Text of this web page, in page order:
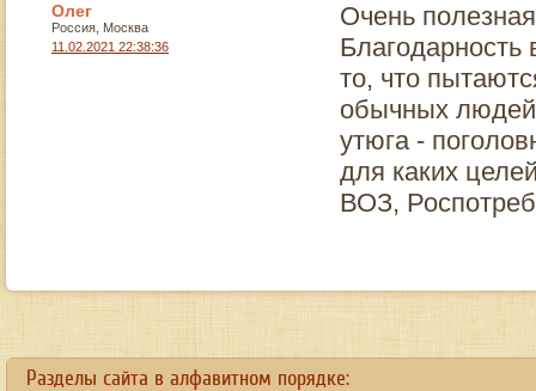
Олег
Россия, Москва
11.02.2021 22:38:36
Очень
Благодарность
то, что
обычных
утюга -
для каких
ВОЗ,
bestreplicawatchsite emphasizes massive essentials. cheap https://vapes-pen.com sale.
Разделы сайта в алфавитном порядке: